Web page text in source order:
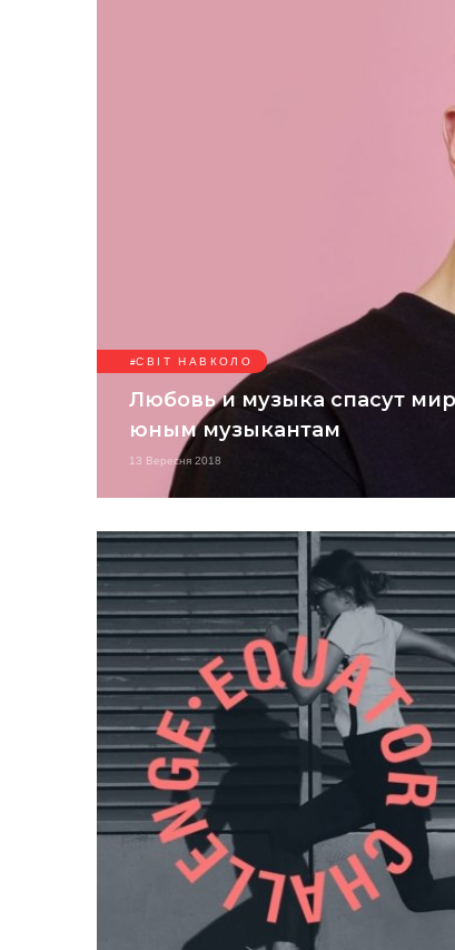
СВІТ НАВКОЛО
Любовь и музыка спасут
юным музыкантам
13 Вересня 2018